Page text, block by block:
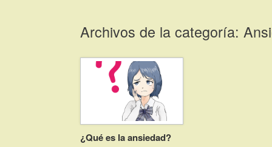
Archivos de la categoría:
¿Qué es la ansiedad?